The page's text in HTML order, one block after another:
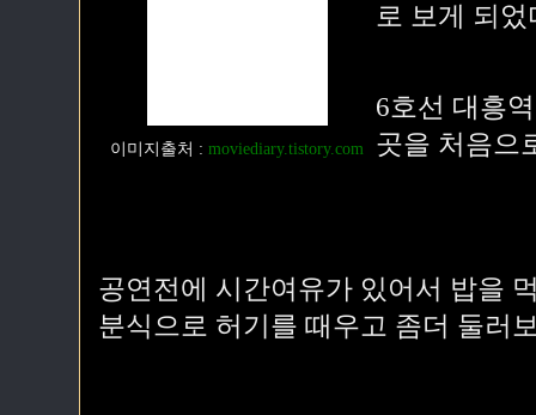
이미지출처 : moviediary.tistory.com
로 보게 되었
6호선 대흥
곳을 처음으
공연전에 시간여유가 있어서 밥을
분식으로 허기를 때우고 좀더 둘러